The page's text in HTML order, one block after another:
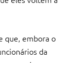
que, embora o
da